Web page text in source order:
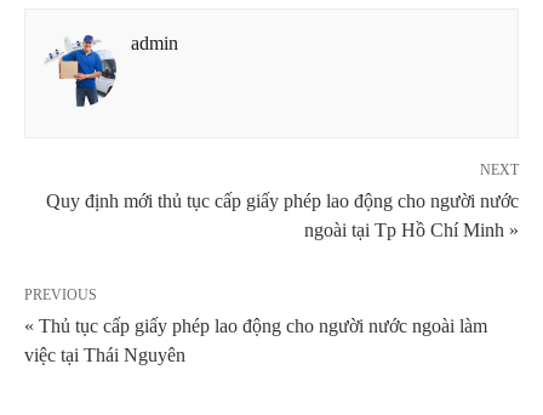
admin
NEXT
Quy định mới thủ tục cấp giấy phép lao động cho người nước
ngoài tại Tp Hồ Chí Minh »
PREVIOUS
« Thủ tục cấp giấy phép lao động cho người nước ngoài làm
việc tại Thái Nguyên